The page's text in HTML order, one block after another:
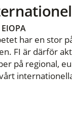
EIOPA
har en stor
FI är därför
på regional,